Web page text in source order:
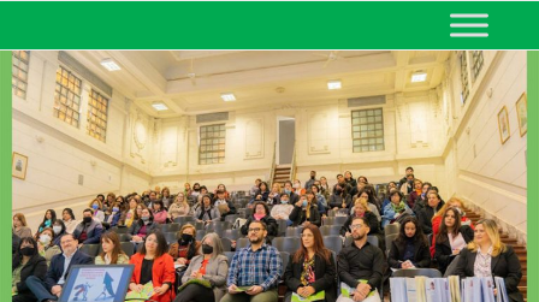
MINISTERIO DE EDUCACIÓN
DE CORRIENTES